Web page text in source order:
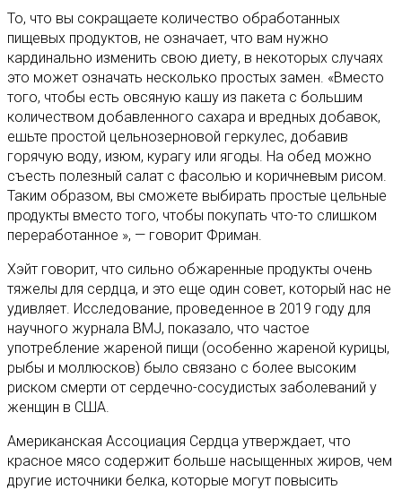
То, что вы сокращаете количество обработанных
пищевых продуктов, не означает, что вам нужно
кардинально изменить свою диету, в некоторых случаях
это может означать несколько простых замен. «Вместо
того, чтобы есть овсяную кашу из пакета с большим
количеством добавленного сахара и вредных добавок,
ешьте простой цельнозерновой геркулес, добавив
горячую воду, изюм, курагу или ягоды. На обед можно
съесть полезный салат с фасолью и коричневым рисом.
Таким образом, вы сможете выбирать простые цельные
продукты вместо того, чтобы покупать что-то слишком
переработанное », — говорит Фриман.
Хэйт говорит, что сильно обжаренные продукты очень
тяжелы для сердца, и это еще один совет, который нас не
удивляет. Исследование, проведенное в 2019 году для
научного журнала BMJ, показало, что частое
употребление жареной пищи (особенно жареной курицы,
рыбы и моллюсков) было связано с более высоким
риском смерти от сердечно-сосудистых заболеваний у
женщин в США.
Американская Ассоциация Сердца утверждает, что
красное мясо содержит больше насыщенных жиров, чем
другие источники белка, которые могут повысить